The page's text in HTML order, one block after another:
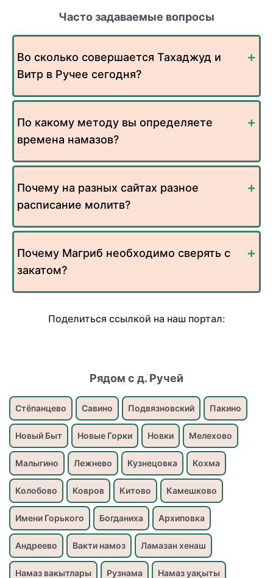
Часто задаваемые вопросы
Во сколько совершается Тахаджуд и
Витр в Ручее сегодня?
По какому методу вы определяете
времена намазов?
Почему на разных сайтах разное
расписание молитв?
Почему Магриб необходимо сверять с
закатом?
Поделиться ссылкой на наш портал:
Рядом с д. Ручей
Стёпанцево Савино Подвязновский Пакино
Новый Быт Новые Горки Новки Мелехово
Малыгино Лежнево Кузнецовка Кохма
Колобово Ковров Китово Камешково
Имени Горького Богданиха Архиповка
Андреево Вакти намоз Ламазан хенаш
Намаз вакытлары Рузнама Намаз уақыты